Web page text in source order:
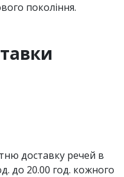
покоління.
доставку речей в
до 20.00 год. кожного